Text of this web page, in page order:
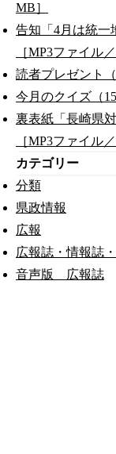
MB］
告知「4月は統一
［MP3ファイル
読者プレゼント
今月のクイズ（
裏表紙「長崎県
［MP3ファイル
カテゴリー
分類
県政情報
広報
広報誌・情報誌
音声版 広報誌